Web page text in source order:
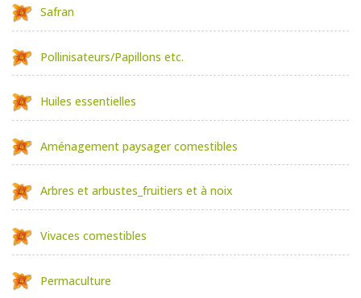
Safran
Pollinisateurs/Papillons etc.
Huiles essentielles
Aménagement paysager comestibles
Arbres et arbustes_fruitiers et à noix
Vivaces comestibles
Permaculture